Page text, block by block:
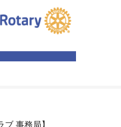
ブ 事務局】